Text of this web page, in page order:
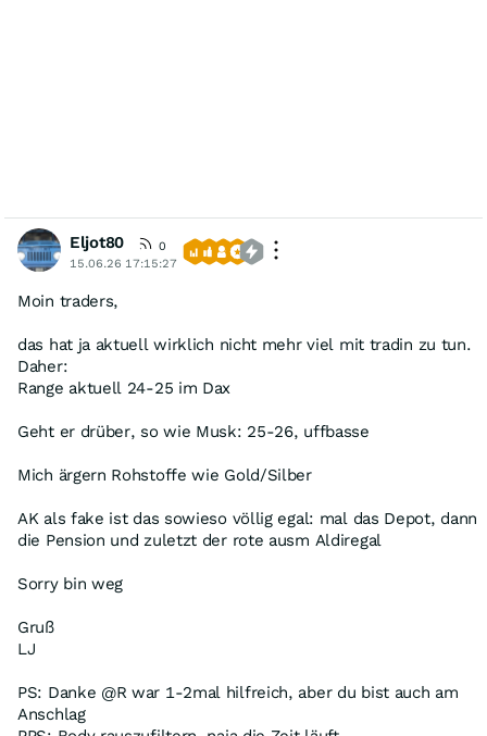
Eljot80
0
15.06.26 17:15:27
Moin traders,
das hat ja aktuell wirklich nicht mehr viel mit tradin zu tun.
Daher:
Range aktuell 24-25 im Dax
Geht er drüber, so wie Musk: 25-26, uffbasse
Mich ärgern Rohstoffe wie Gold/Silber
AK als fake ist das sowieso völlig egal: mal das Depot, dann
die Pension und zuletzt der rote ausm Aldiregal
Sorry bin weg
Gruß
LJ
PS: Danke @R war 1-2mal hilfreich, aber du bist auch am
Anschlag